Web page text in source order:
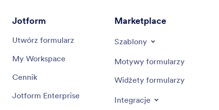
Twoich kreatywnych przedsięwzięć i zapewnić, że
publicznością.
Jotform
Utwórz formularz
My Workspace
Cennik
Jotform Enterprise
Marketplace
Szablony
Motywy formularzy
Widżety formularzy
Integracje